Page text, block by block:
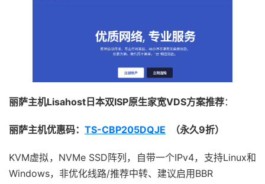
丽萨主机Lisahost日本双ISP原生家宽VDS方案推荐：
丽萨主机优惠码： TS-CBP205DQJE （永久9折）
KVM虚拟，NVMe SSD阵列，自带一个IPv4，支持Linux和
Windows，非优化线路/推荐中转、建议启用BBR